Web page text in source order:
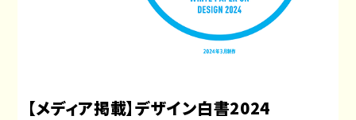
【メディア掲載】デザイン白書2024